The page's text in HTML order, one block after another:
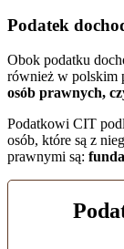
Podatek
Obok podatku
również w polskim
osób prawnych,
Podatkowi CIT
osób, które są z
prawnymi są: